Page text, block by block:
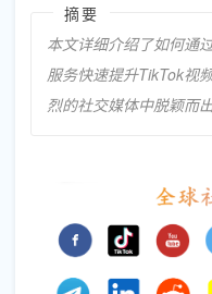
摘要
本文详细介绍了如何通
服务快速提升TikTok视
烈的社交媒体中脱颖而出